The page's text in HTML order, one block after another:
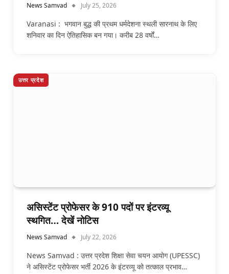
News Samvad July 25, 2026
Varanasi : भगवान बुद्ध की प्रथम धर्मदेशना स्थली सारनाथ के लिए
शनिवार का दिन ऐतिहासिक बन गया। करीब 28 वर्षों…
उत्तर प्रदेश
असिस्टेंट प्रोफेसर के 910 पदों पर इंटरव्यू
स्थगित… देखें नोटिस
News Samvad July 22, 2026
News Samvad : उत्तर प्रदेश शिक्षा सेवा चयन आयोग (UPESSC)
ने असिस्टेंट प्रोफेसर भर्ती 2026 के इंटरव्यू को तत्काल प्रभाव…